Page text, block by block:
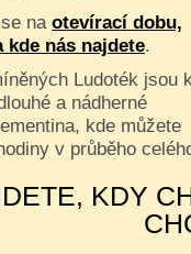
na otevírací dobu,
kde nás najdete.
Ludoték jsou
a nádherné
kde můžete
v průběho
KDY